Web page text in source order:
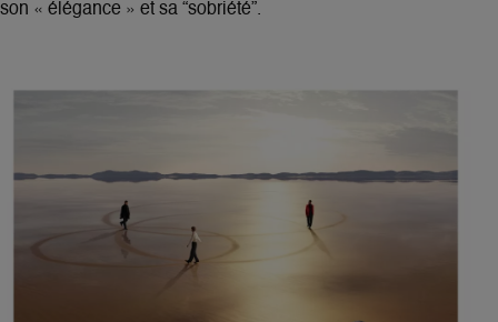
son « élégance » et sa “sobriété”.